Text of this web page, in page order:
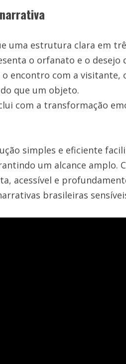
uma estrutura clara em
o orfanato e o desejo
encontro com a visitante,
que um objeto.
com a transformação
simples e eficiente
um alcance amplo.
acessível e
brasileiras